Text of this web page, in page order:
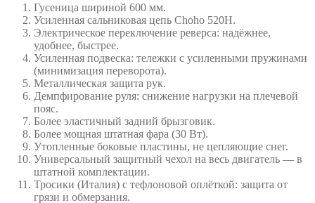
Гусеница шириной 600 мм.
Усиленная сальниковая цепь Choho 520H.
Электрическое переключение реверса: надёжнее,
удобнее, быстрее.
Усиленная подвеска: тележки с усиленными пружинами
(минимизация переворота).
Металлическая защита рук.
Демпфирование руля: снижение нагрузки на плечевой
пояс.
Более эластичный задний брызговик.
Более мощная штатная фара (30 Вт).
Утопленные боковые пластины, не цепляющие снег.
Универсальный защитный чехол на весь двигатель — в
штатной комплектации.
Тросики (Италия) с тефлоновой оплёткой: защита от
грязи и обмерзания.